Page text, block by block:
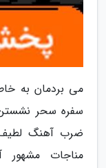
می بردمان به
سفره سحر
ضرب آهنگ لطیف
مناجات مشهور